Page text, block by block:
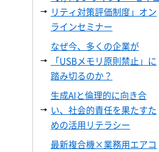
リティ対策評価制度」オン
ラインセミナー
なぜ今、多くの企業が
「USBメモリ原則禁止」に
踏み切るのか？
生成AIと倫理的に向き合
い、社会的責任を果たすた
めの活用リテラシー
最新複合機×業務用エアコ